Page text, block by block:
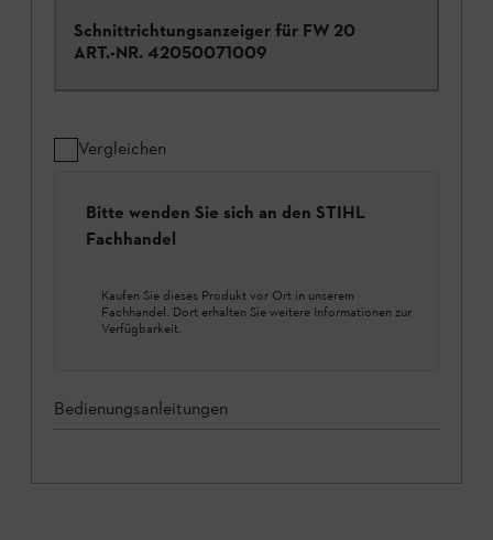
Schnittrichtungsanzeiger für FW 20
ART.-NR. 42050071009
Vergleichen
Bitte wenden Sie sich an den STIHL
Fachhandel
Kaufen Sie dieses Produkt vor Ort in unserem
Fachhandel. Dort erhalten Sie weitere Informationen zur
Verfügbarkeit.
Bedienungsanleitungen